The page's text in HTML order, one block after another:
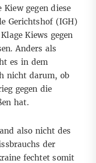
Kiew gegen diese
Gerichtshof (IGH)
Kiews gegen
Anders als
es in dem
nicht darum, ob
gegen die
hat.
also nicht des
der
fechtet somit